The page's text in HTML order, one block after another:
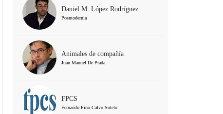
Daniel M. López Rodríguez
Posmodernia
Animales de compañía
Juan Manuel De Prada
FPCS
Fernando Pino Calvo Sotelo